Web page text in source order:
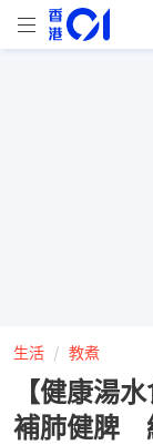
生活 教煮
【健康湯
補肺健脾